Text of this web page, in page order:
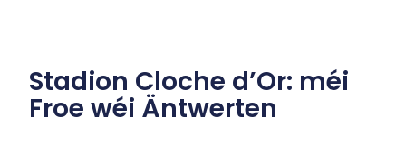
Stadion Cloche d’Or: méi
Froe wéi Äntwerten